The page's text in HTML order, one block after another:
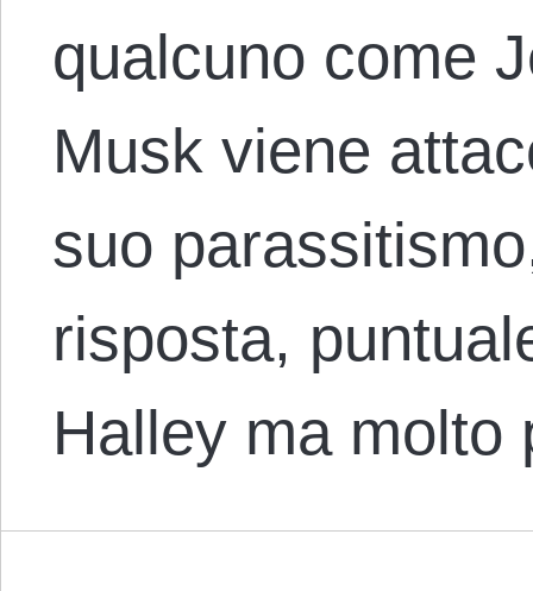
qualcuno come
Musk viene
suo
risposta,
Halley ma